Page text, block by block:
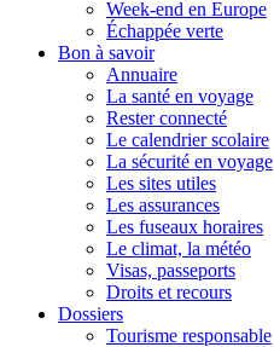
Week-end en Europe
Échappée verte
Bon à savoir
Annuaire
La santé en voyage
Rester connecté
Le calendrier scolaire
La sécurité en voyage
Les sites utiles
Les assurances
Les fuseaux horaires
Le climat, la météo
Visas, passeports
Droits et recours
Dossiers
Tourisme responsable